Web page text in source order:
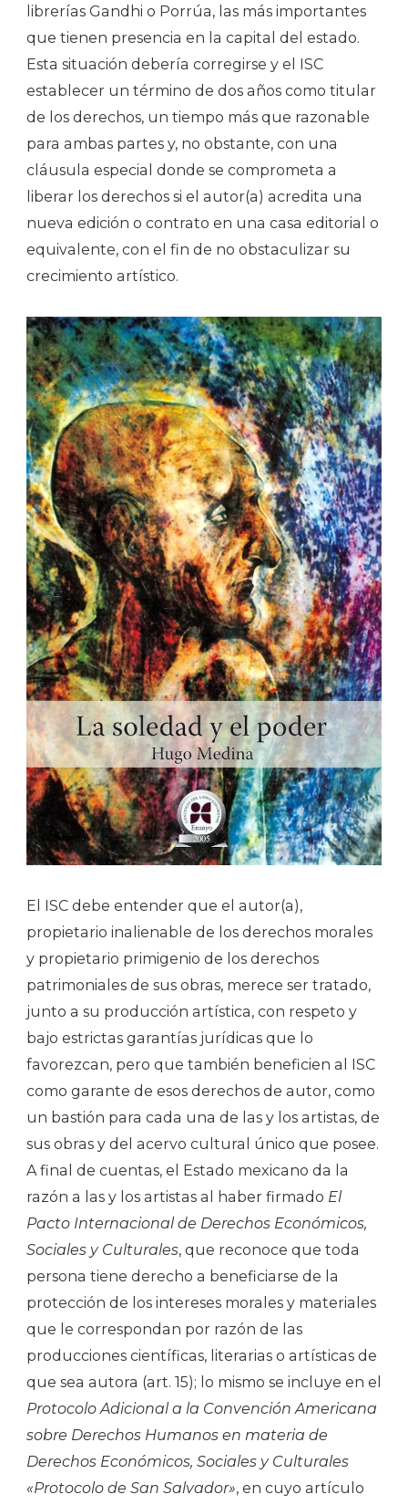
librerías Gandhi o Porrúa, las más importantes
que tienen presencia en la capital del estado.
Esta situación debería corregirse y el ISC
establecer un término de dos años como titular
de los derechos, un tiempo más que razonable
para ambas partes y, no obstante, con una
cláusula especial donde se comprometa a
liberar los derechos si el autor(a) acredita una
nueva edición o contrato en una casa editorial o
equivalente, con el fin de no obstaculizar su
crecimiento artístico.
El ISC debe entender que el autor(a),
propietario inalienable de los derechos morales
y propietario primigenio de los derechos
patrimoniales de sus obras, merece ser tratado,
junto a su producción artística, con respeto y
bajo estrictas garantías jurídicas que lo
favorezcan, pero que también beneficien al ISC
como garante de esos derechos de autor, como
un bastión para cada una de las y los artistas, de
sus obras y del acervo cultural único que posee.
A final de cuentas, el Estado mexicano da la
razón a las y los artistas al haber firmado El
Pacto Internacional de Derechos Económicos,
Sociales y Culturales, que reconoce que toda
persona tiene derecho a beneficiarse de la
protección de los intereses morales y materiales
que le correspondan por razón de las
producciones científicas, literarias o artísticas de
que sea autora (art. 15); lo mismo se incluye en el
Protocolo Adicional a la Convención Americana
sobre Derechos Humanos en materia de
Derechos Económicos, Sociales y Culturales
«Protocolo de San Salvador», en cuyo artículo